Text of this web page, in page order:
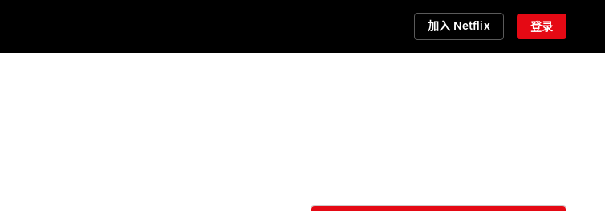
加入 Netflix 登录